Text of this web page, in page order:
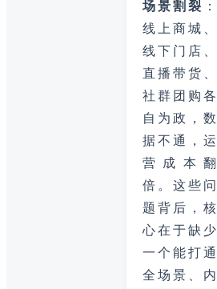
场景割裂 ：
线上商城、
线下门店、
直播带货、
社群团购各
自为政，数
据不通，运
营成本翻
倍。这些问
题背后，核
心在于缺少
一个能打通
全场景、内